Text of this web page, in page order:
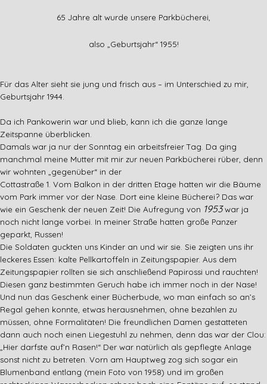
65 Jahre alt wurde unsere Parkbücherei,
also „Geburtsjahr“ 1955!
Für das Alter sieht sie jung und frisch aus – im Unterschied zu mir,
Geburtsjahr 1944.
Da ich Pankowerin war und blieb, kann ich die ganze lange
Zeitspanne überblicken.
Damals war ja nur der Sonntag ein arbeitsfreier Tag. Da ging
manchmal meine Mutter mit mir zur neuen Parkbücherei rüber, denn
wir wohnten „gegenüber“ in der
Cottastraße 1. Vom Balkon in der dritten Etage hatten wir die Bäume
vom Park immer vor der Nase. Dort eine kleine Bücherei? Das war
wie ein Geschenk der neuen Zeit! Die Aufregung von 1953war ja
noch nicht lange vorbei. In meiner Straße hatten große Panzer
geparkt, Russen!
Die Soldaten guckten uns Kinder an und wir sie. Sie zeigten uns ihr
leckeres Essen: kalte Pellkartoffeln in Zeitungspapier. Aus dem
Zeitungspapier rollten sie sich anschließend Papirossi und rauchten!
Diesen ganz bestimmten Geruch habe ich immer noch in der Nase!
Und nun das Geschenk einer Bücherbude, wo man einfach so an’s
Regal gehen konnte, etwas herausnehmen, ohne bezahlen zu
müssen, ohne Formalitäten! Die freundlichen Damen gestatteten
dann auch noch einen Liegestuhl zu nehmen, denn das war der Clou:
„Hier darfste auf’n Rasen!“ Der war natürlich als gepflegte Anlage
sonst nicht zu betreten. Vorn am Hauptweg zog sich sogar ein
Blumenband entlang (mein Foto von 1958) und im großen